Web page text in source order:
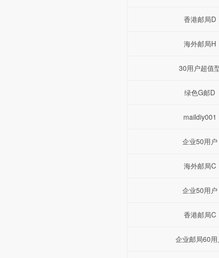
香港邮局D
海外邮局H
30用户超值
绿色G邮D
maildiy001
企业50用户
海外邮局C
企业50用户
香港邮局C
企业邮局60用